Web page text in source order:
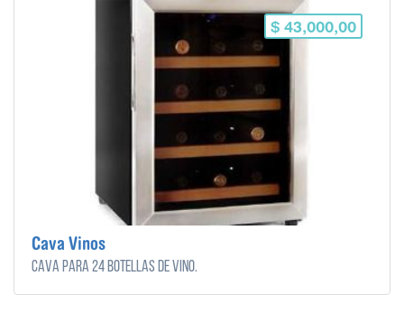
$ 43,000,00
Cava Vinos
Cava para 24 botellas de vino.